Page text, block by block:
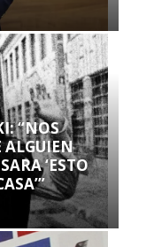
“NOS
ALGUIEN
‘ESTO